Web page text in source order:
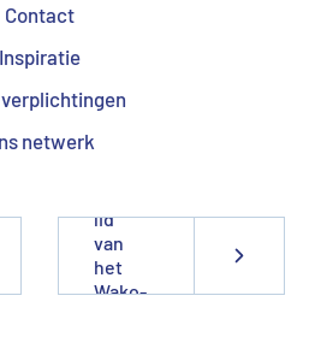
Contact
Inspiratie
verplichtingen
netwerk
lid
van
het
Wako-